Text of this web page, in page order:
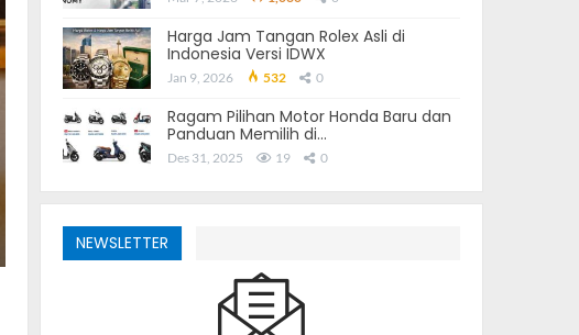
Harga Jam Tangan Rolex Asli di
Indonesia Versi IDWX
Jan 9, 2026 532 0
Ragam Pilihan Motor Honda Baru dan
Panduan Memilih di…
Des 31, 2025 19 0
NEWSLETTER